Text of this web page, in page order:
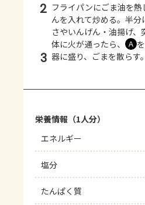
2 フライパンにごま油を
んを入れて炒める。半
さやいんげん・油揚げ
体に火が通ったら、
Ａ
3 器に盛り、ごまを散らす。
栄養情報（1人分）
エネルギー
塩分
たんぱく質